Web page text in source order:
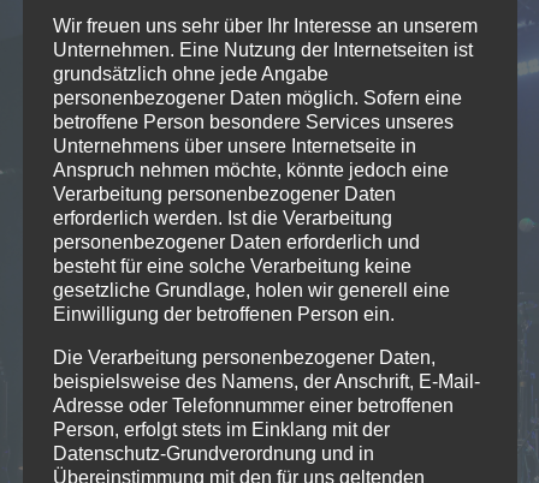
Rockabilly
ist ein Lebensgefühl
und steht für einen unvergesslichen Sound und
das unverwechselbare Feeling der 50er Jahre !
In Anlehnung an die Ikonen des Rock `n´ Roll,
Wir freuen uns sehr über Ihr Interesse an unserem
Unternehmen. Eine Nutzung der Internetseiten ist
grundsätzlich ohne jede Angabe
personenbezogener Daten möglich. Sofern eine
betroffene Person besondere Services unseres
Unternehmens über unsere Internetseite in
Anspruch nehmen möchte, könnte jedoch eine
Verarbeitung personenbezogener Daten
erforderlich werden. Ist die Verarbeitung
personenbezogener Daten erforderlich und
besteht für eine solche Verarbeitung keine
gesetzliche Grundlage, holen wir generell eine
Einwilligung der betroffenen Person ein.
Die Verarbeitung personenbezogener Daten,
beispielsweise des Namens, der Anschrift, E-Mail-
Adresse oder Telefonnummer einer betroffenen
Person, erfolgt stets im Einklang mit der
Datenschutz-Grundverordnung und in
Übereinstimmung mit den für uns geltenden